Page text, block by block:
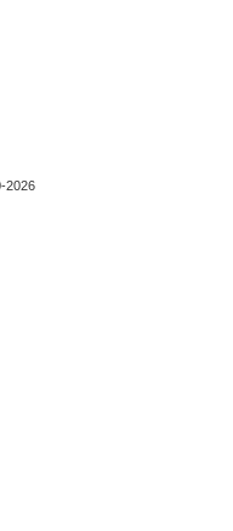
2026